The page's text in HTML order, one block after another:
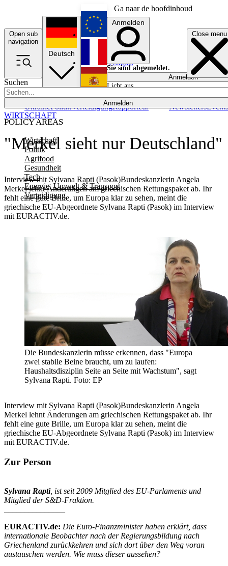
Ga naar de hoofdinhoud
Open sub
navigation
Close menu
Suchen
Anmelden
POLICY AREAS
Wirtschaft
Politik
Agrifood
Gesundheit
Tech
Energie, Umwelt & Transport
Verteidigung
UkrainePolitikVerteidigungRapporteur NewslettersEvents
Deutsch
English
Français
Anmelden
Sie sind abgemeldet.
Anmelden
Licht aus
"Merkel sieht nur Deutschland"
Interview mit Sylvana Rapti (Pasok)Bundeskanzlerin Angela
Merkel lehnt Änderungen am griechischen Rettungspaket ab. Ihr
fehlt eine gute Brille, um Europa klar zu sehen, meint die
griechische EU-Abgeordnete Sylvana Rapti (Pasok) im Interview
mit EURACTIV.de.
WIRTSCHAFT
Die Bundeskanzlerin müsse erkennen, dass "Europa
zwei stabile Beine braucht, um zu laufen:
Haushaltsdisziplin Seite an Seite mit Wachstum", sagt
Sylvana Rapti. Foto: EP
Interview mit Sylvana Rapti (Pasok)Bundeskanzlerin Angela
Merkel lehnt Änderungen am griechischen Rettungspaket ab. Ihr
fehlt eine gute Brille, um Europa klar zu sehen, meint die
griechische EU-Abgeordnete Sylvana Rapti (Pasok) im Interview
mit EURACTIV.de.
Zur Person
Sylvana Rapti, ist seit 2009 Mitglied des EU-Parlaments und
Mitglied der S&D-Fraktion.
EURACTIV.de: Die Euro-Finanzminister haben erklärt, dass
internationale Beobachter nach der Regierungsbildung nach
Griechenland zurückkehren und sich dort über den Weg voran
austauschen werden. Wie muss dieser aussehen?